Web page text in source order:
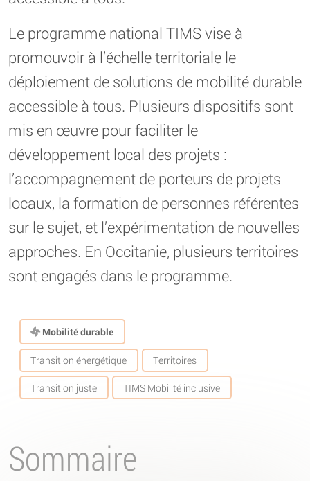
Le programme national TIMS vise à
promouvoir à l’échelle territoriale le
déploiement de solutions de mobilité durable
accessible à tous. Plusieurs dispositifs sont
mis en œuvre pour faciliter le
développement local des projets :
l’accompagnement de porteurs de projets
locaux, la formation de personnes référentes
sur le sujet, et l’expérimentation de nouvelles
approches. En Occitanie, plusieurs territoires
sont engagés dans le programme.
Mobilité durable
Transition énergétique Territoires
Transition juste TIMS Mobilité inclusive
Sommaire